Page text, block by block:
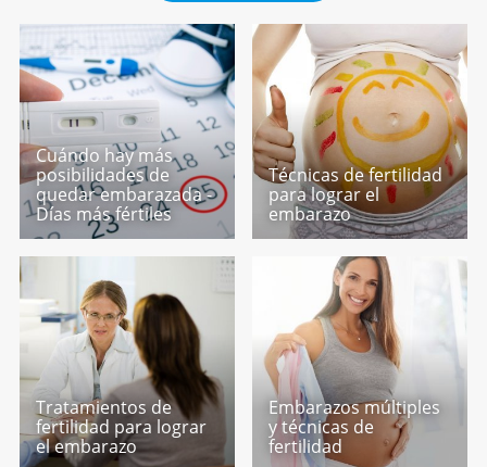
Cuándo hay más
posibilidades de
quedar embarazada -
Días más fértiles
Técnicas de fertilidad
para lograr el
embarazo
Tratamientos de
fertilidad para lograr
el embarazo
Embarazos múltiples
y técnicas de
fertilidad